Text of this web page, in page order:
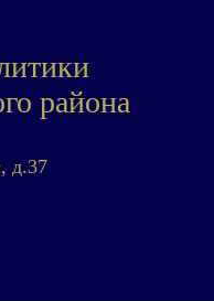
района
д.37